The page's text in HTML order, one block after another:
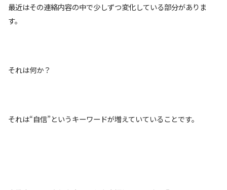
最近はその連絡内容の中で少しずつ変化している部分がありま
す。
それは何か？
それは“自信”というキーワードが増えていていることです。